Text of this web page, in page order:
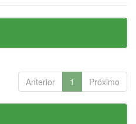
Anterior 1 Próximo